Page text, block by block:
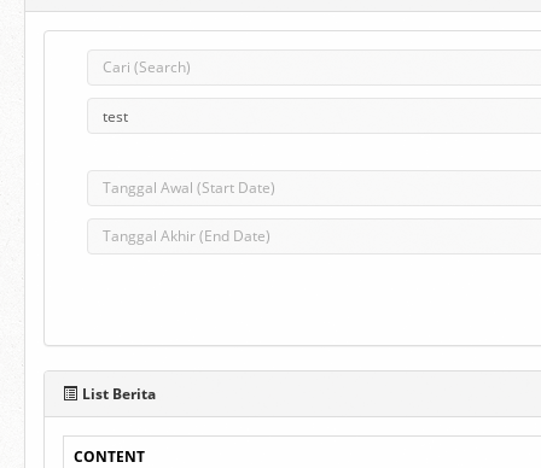
List Berita
CONTENT